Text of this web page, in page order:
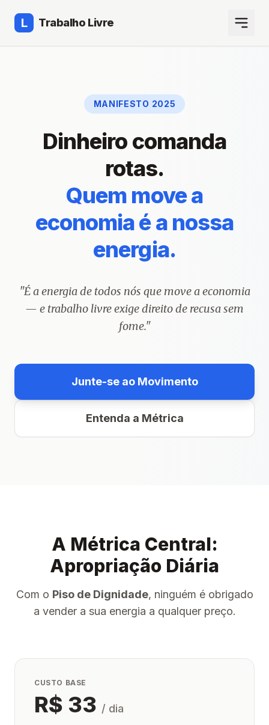
L Trabalho Livre
MANIFESTO 2025
Dinheiro comanda
rotas.
Quem move a
economia é a nossa
energia.
"É a energia de todos nós que move a economia
— e trabalho livre exige direito de recusa sem
fome."
Junte-se ao Movimento
Entenda a Métrica
A Métrica Central:
Apropriação Diária
Com o Piso de Dignidade, ninguém é obrigado
a vender a sua energia a qualquer preço.
CUSTO BASE
R$ 33 / dia